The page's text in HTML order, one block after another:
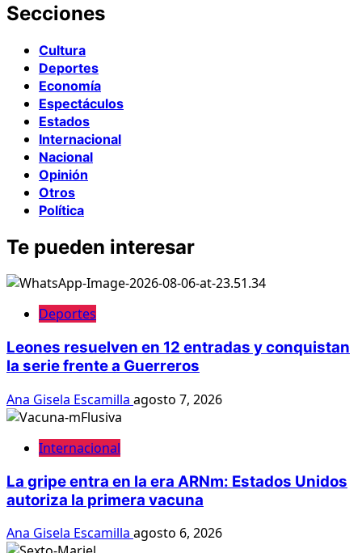
Secciones
Cultura
Deportes
Economía
Espectáculos
Estados
Internacional
Nacional
Opinión
Otros
Política
Te pueden interesar
Deportes
Leones resuelven en 12 entradas y conquistan
la serie frente a Guerreros
Ana Gisela Escamilla agosto 7, 2026
Internacional
La gripe entra en la era ARNm: Estados Unidos
autoriza la primera vacuna
Ana Gisela Escamilla agosto 6, 2026